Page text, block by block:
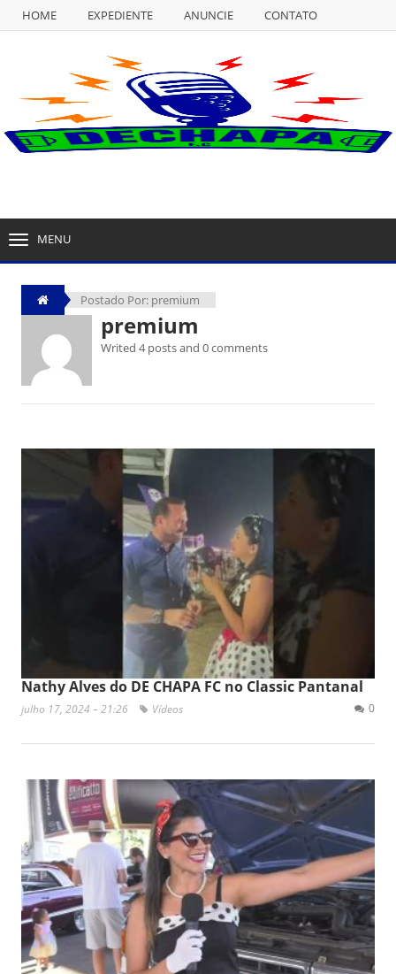
HOME EXPEDIENTE ANUNCIE
CONTATO
EXPEDIENTE ANUNCIE
MENU
Postado Por: premium
premium
Writed 4 posts and 0 comments
Nathy Alves do DE CHAPA FC no Classic Pantanal
julho 17, 2024 – 21:26 Vídeos 0